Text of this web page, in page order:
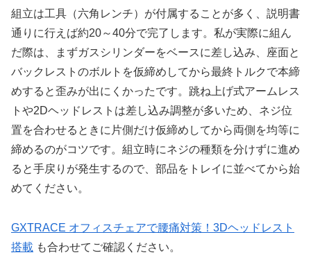
組立は工具（六角レンチ）が付属することが多く、説明書
通りに行えば約20～40分で完了します。私が実際に組ん
だ際は、まずガスシリンダーをベースに差し込み、座面と
バックレストのボルトを仮締めしてから最終トルクで本締
めすると歪みが出にくかったです。跳ね上げ式アームレス
トや2Dヘッドレストは差し込み調整が多いため、ネジ位
置を合わせるときに片側だけ仮締めしてから両側を均等に
締めるのがコツです。組立時にネジの種類を分けずに進め
ると手戻りが発生するので、部品をトレイに並べてから始
めてください。
GXTRACE オフィスチェアで腰痛対策！3Dヘッドレスト
搭載 も合わせてご確認ください。